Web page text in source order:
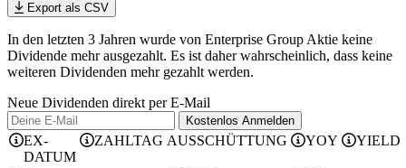
Export als CSV
In den letzten 3 Jahren wurde von Enterprise Group Aktie keine
Dividende mehr ausgezahlt. Es ist daher wahrscheinlich, dass keine
weiteren Dividenden mehr gezahlt werden.
Neue Dividenden direkt per E-Mail
Kostenlos Anmelden
EX-
DATUM
ZAHLTAG AUSSCHÜTTUNG YOY YIELD